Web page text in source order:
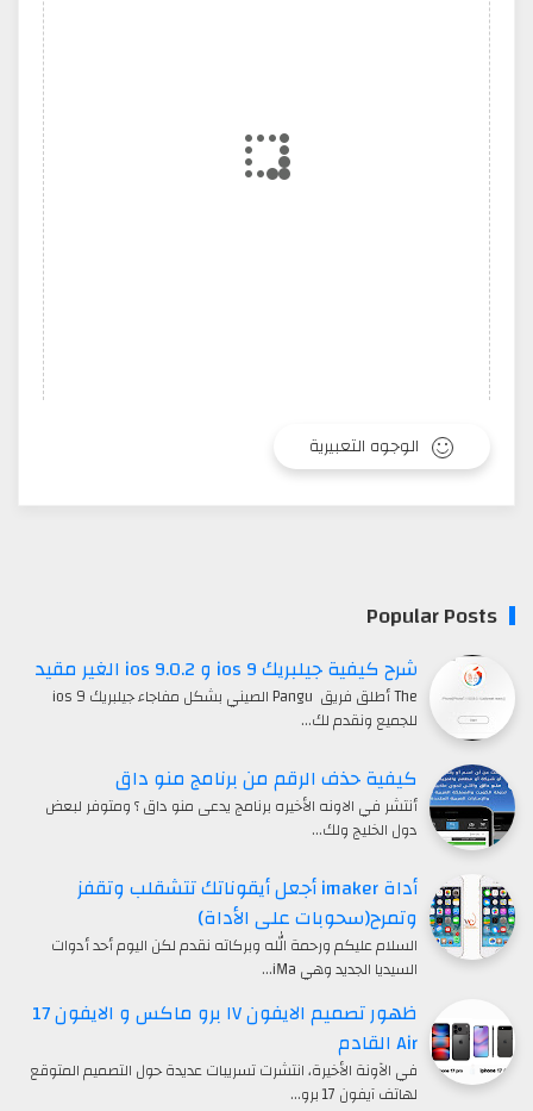
الوجوه التعبيرية
Popular Posts
شرح كيفية جيلبريك ios 9 و ios 9.0.2 الغير مقيد
The أطلق فريق Pangu الصيني بشكل مفاجاء جيلبريك ios 9
للجميع ونقدم لك…
كيفية حذف الرقم من برنامج منو داق
أنتشر في الاونه الأخيره برنامج يدعى منو داق ؟ ومتوفر لبعض
دول الخليج ولك…
أداة imaker أجعل أيقوناتك تتشقلب وتقفز
وتمرح(سحوبات على الأداة)
السلام عليكم ورحمة الله وبركاته نقدم لكن اليوم أحد أدوات
السيديا الجديد وهي iMa…
ظهور تصميم الايفون ١٧ برو ماكس و الايفون 17
Air القادم
في الآونة الأخيرة، انتشرت تسريبات عديدة حول التصميم المتوقع
لهاتف آيفون 17 برو…